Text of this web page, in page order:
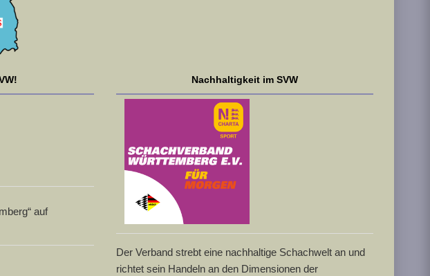
auf
Nachhaltigkeit im SVW
Der Verband strebt eine nachhaltige Schachwelt an und
richtet sein Handeln an den Dimensionen der